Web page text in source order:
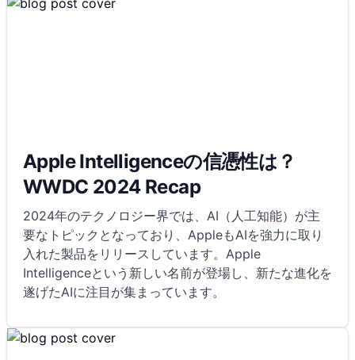
Apple Intelligenceの信憑性は？
WWDC 2024 Recap
2024年のテクノロジー界では、AI（人工知能）が主
要なトピックとなっており、AppleもAIを強力に取り
入れた製品をリリースしています。Apple
Intelligenceという新しい名前が登場し、新たな進化を
遂げたAIに注目が集まっています。